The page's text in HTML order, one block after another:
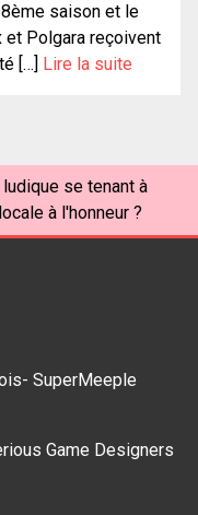
saison et le
et Polgara reçoivent
[…]
Lire la suite
se tenant à
à l'honneur ?
SuperMeeple
Game Designers